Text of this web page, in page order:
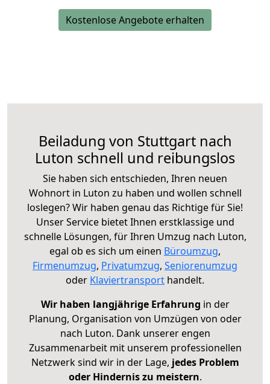
Kostenlose Angebote erhalten
Beiladung von Stuttgart nach
Luton schnell und reibungslos
Sie haben sich entschieden, Ihren neuen
Wohnort in Luton zu haben und wollen schnell
loslegen? Wir haben genau das Richtige für Sie!
Unser Service bietet Ihnen erstklassige und
schnelle Lösungen, für Ihren Umzug nach Luton,
egal ob es sich um einen Büroumzug,
Firmenumzug, Privatumzug, Seniorenumzug
oder Klaviertransport handelt.
Wir haben langjährige Erfahrung in der
Planung, Organisation von Umzügen von oder
nach Luton. Dank unserer engen
Zusammenarbeit mit unserem professionellen
Netzwerk sind wir in der Lage, jedes Problem
oder Hindernis zu meistern.